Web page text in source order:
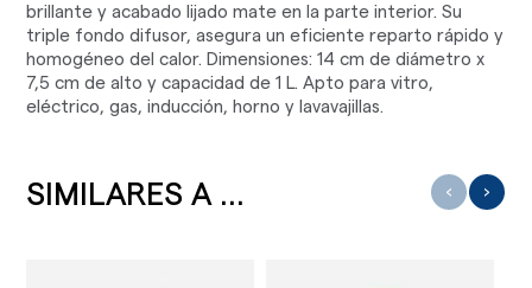
brillante y acabado lijado mate en la parte interior. Su
triple fondo difusor, asegura un eficiente reparto rápido y
homogéneo del calor. Dimensiones: 14 cm de diámetro x
7,5 cm de alto y capacidad de 1 L. Apto para vitro,
eléctrico, gas, inducción, horno y lavavajillas.
SIMILARES A ... ‹ ›